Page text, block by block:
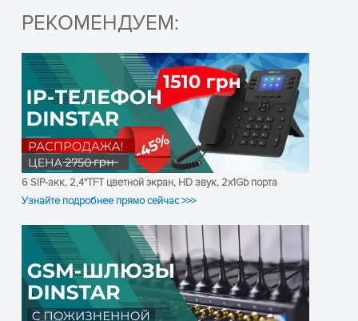
РЕКОМЕНДУЕМ:
6 SIP-акк, 2,4''TFT цветной экран, HD звук, 2x1Gb порта
Узнайте подробнее прямо сейчас >>>
Все видеоинструкции по Dinstar UC200 смотрите
ОСТАВЬТЕ ЗАЯВКУ
и получите консультацию